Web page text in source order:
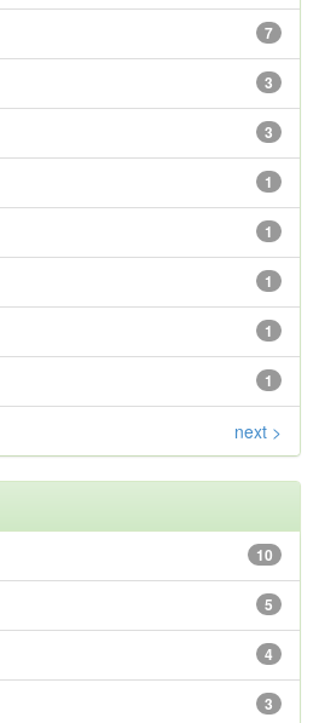
7
3
3
1
1
1
1
1
next >
10
5
4
3